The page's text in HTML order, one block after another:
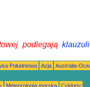
podlegają
Południowa Azja
Australia-
Meteorologia morska Cyklony